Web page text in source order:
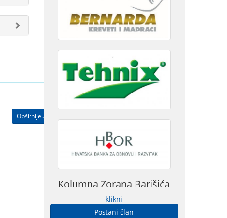
Opširnije...
Kolumna Zorana Barišića
klikni
Postani član